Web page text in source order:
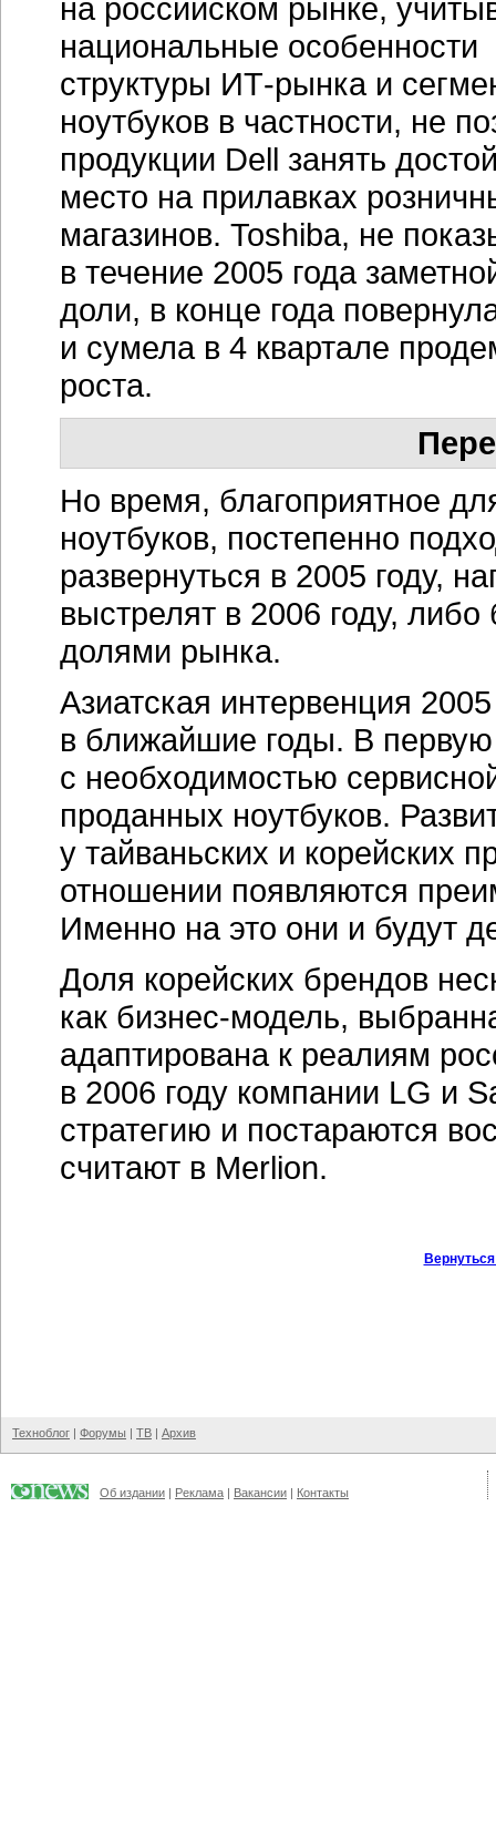
на российском рынке,
национальные особенности
структуры ИТ-рынкаи
ноутбуков в частности, не
продукции Dell занять
место на прилавках
магазинов. Toshiba, не
в течение 2005 года
доли, в конце года
и сумела в 4 квартале
роста.
Но время, благоприятное
ноутбуков, постепенно
развернуться в 2005 году,
выстрелят в 2006 году,
долями рынка.
Азиатская интервенция
в ближайшие годы. В первую
с необходимостью
проданных ноутбуков.
у тайваньских и корейских
отношении появляются
Именно на это они и будут
Доля корейских брендов
как бизнес-модель,
адаптирована к реалиям
в 2006 году компании LG и
стратегию и постараются
считают в Merlion.
Техноблог | Форумы | ТВ | Архив
Об издании | Реклама | Вакансии | Контакты